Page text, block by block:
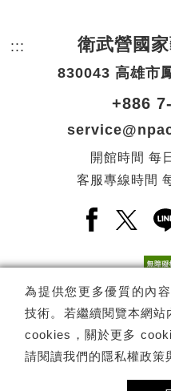
為提供您更多優質的內
技術。若繼續閱覽本網站
cookies，關於更多
請閱讀我們的隱私權政策
::: 頁尾網站資訊。
衛武營國
830043 高雄市
+886
開館時間 每日
客服專線時間
Facebook(
X(另
電子報訂閱
Copyright © 國家表演藝術中心